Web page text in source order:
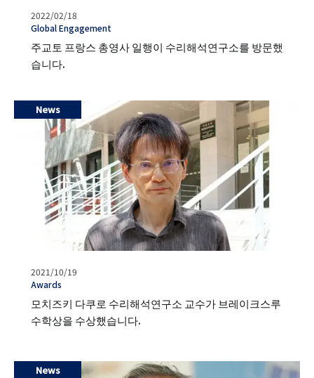
발
행
2022/02/18
タ
Global Engagement
주교토 프랑스 총영사 일행이 수리해석연구소를 방문했
습니다.
News
발
행
2021/10/19
タ
Awards
모치즈키 다쿠로 수리해석연구소 교수가 브레이크스루
수학상을 수상했습니다.
News